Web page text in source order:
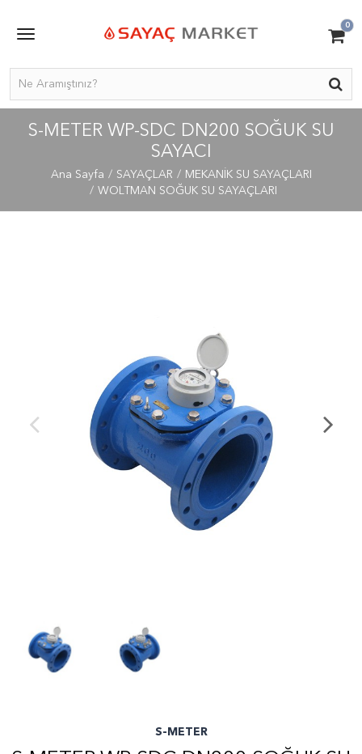
0
S-METER WP-SDC DN200 SOĞUK SU
SAYACI
Ana Sayfa SAYAÇLAR
MEKANİK SU SAYAÇLARI
WOLTMAN SOĞUK SU SAYAÇLARI
S-METER